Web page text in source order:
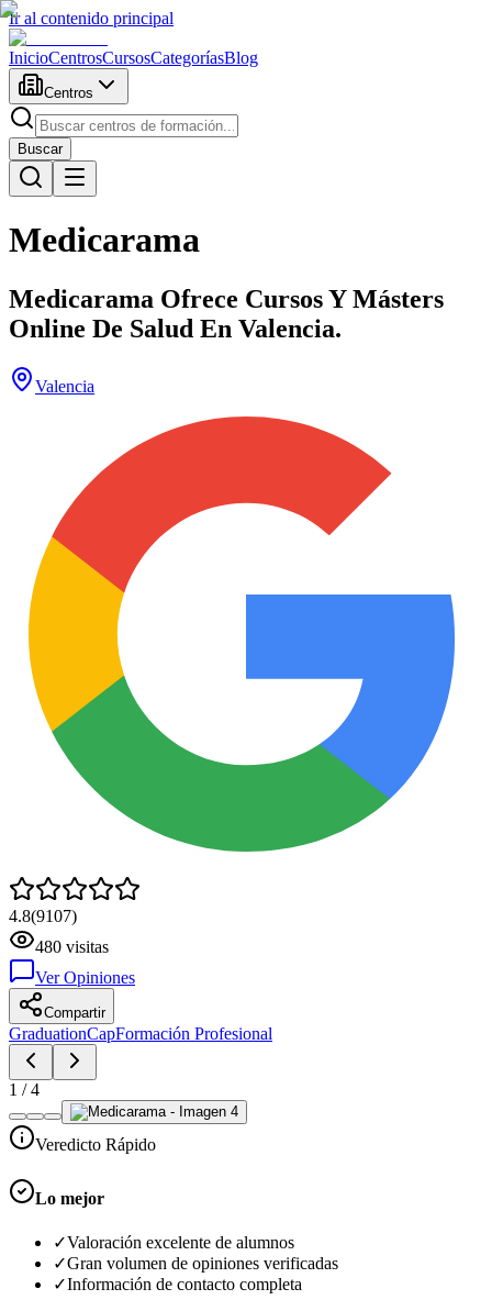
Ir al contenido principal
InicioCentrosCursosCategoríasBlog
Centros
Buscar
Medicarama
Medicarama Ofrece Cursos Y Másters
Online De Salud En Valencia.
Valencia
4.8(9107)
480 visitas
Ver Opiniones
Compartir
GraduationCapFormación Profesional
1 /4
Veredicto Rápido
Lo mejor
✓Valoración excelente de alumnos
✓Gran volumen de opiniones verificadas
✓Información de contacto completa